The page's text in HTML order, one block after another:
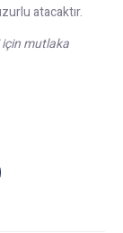
atacaktır.
için mutlaka